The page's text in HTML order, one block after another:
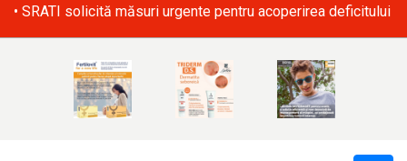
• SRATI solicită măsuri urgente pentru acoperirea deficitului